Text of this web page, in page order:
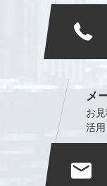
メ
お
活用